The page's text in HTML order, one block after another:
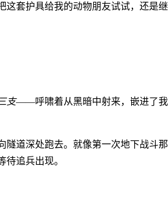
这套护具给我的动物朋友试试，还是
支——呼啸着从黑暗中射来，嵌进了
隧道深处跑去。就像第一次地下战斗那
待追兵出现。